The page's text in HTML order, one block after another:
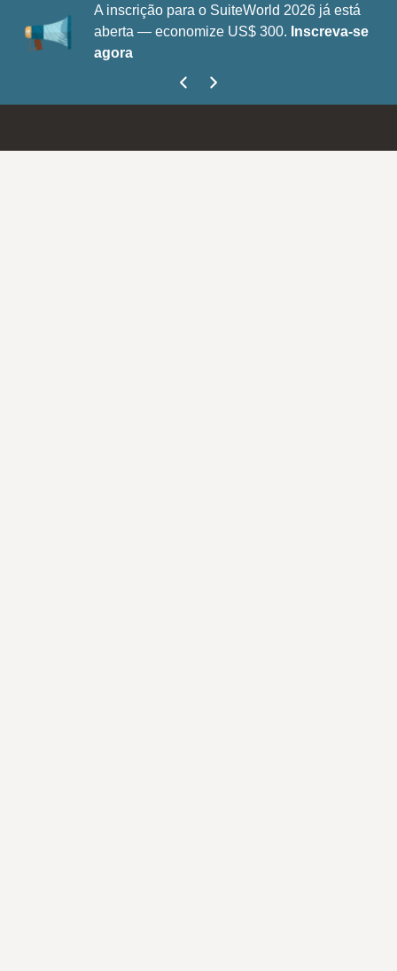
A inscrição para o SuiteWorld 2026 já está
aberta — economize US$ 300. Inscreva-se
agora